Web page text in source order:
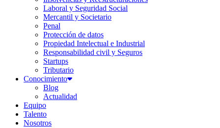
Laboral y Seguridad Social
Mercantil y Societario
Penal
Protección de datos
Propiedad Intelectual e Industrial
Responsabilidad civil y Seguros
Startups
Tributario
Conocimiento
Blog
Actualidad
Equipo
Talento
Nosotros